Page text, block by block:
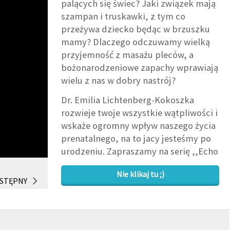
palących się świec? Jaki związek mają
szampan i truskawki, z tym co
przeżywa dziecko będąc w brzuszku
mamy? Dlaczego odczuwamy wielką
przyjemność z masażu pleców, a
bożonarodzeniowe zapachy wprawiają
wielu z nas w dobry nastrój?
Dr. Emilia Lichtenberg-Kokoszka
rozwieje twoje wszystkie wątpliwości i
wskaże ogromny wpływ naszego życia
prenatalnego, na to jacy jesteśmy po
urodzeniu. Zapraszamy na serię ,,Echo
życia płodowego”.
LISTA TWÓRCÓW
Nie klikaj tu ;)